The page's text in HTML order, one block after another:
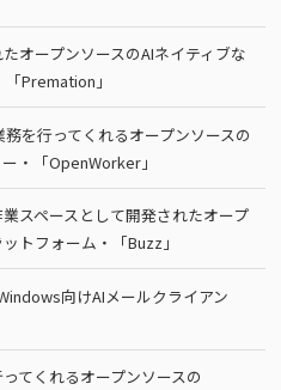
オープンソースのAIネイティブな
Premation」
を行ってくれるオープンソースの
・「OpenWorker」
スペースとして開発されたオープ
トフォーム・「Buzz」
向けAIメールクライアン
てくれるオープンソースの